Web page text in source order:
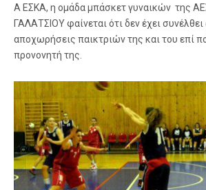
Α ΕΣΚΑ, η ομάδα μπάσκετ γυναικών της
ΓΑΛΑΤΣΙΟΥ φαίνεται ότι δεν έχει συνέλθει
αποχωρήσεις παικτριών της και του επί
προνονητή της.